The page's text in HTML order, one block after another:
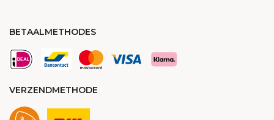
BETAALMETHODES
VERZENDMETHODE